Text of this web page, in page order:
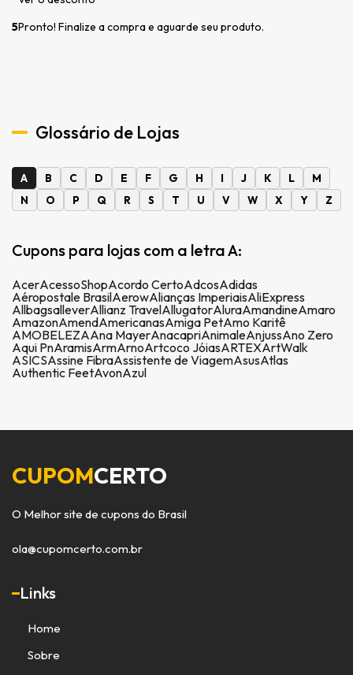
5Pronto! Finalize a compra e aguarde seu produto.
Glossário de Lojas
A B C D E F G H I J K L
M
N
O P Q R S T U V W X Y Z
Cupons para lojas com a letra A:
AcerAcessoShopAcordo CertoAdcosAdidas
Aéropostale BrasilAerowAlianças ImperiaisAliExpress
AllbagsalleverAllianz TravelAllugatorAluraAmandineAmaro
AmazonAmendAmericanasAmiga PetAmo Karitê
AMOBELEZAAna MayerAnacapriAnimaleAnjussAno Zero
Aqui PnAramisArmArnoArtcoco JóiasARTEXArtWalk
ASICSAssine FibraAssistente de ViagemAsusAtlas
Authentic FeetAvonAzul
CUPOMCERTO
O Melhor site de cupons do Brasil
ola@cupomcerto.com.br
Links
Home
Sobre